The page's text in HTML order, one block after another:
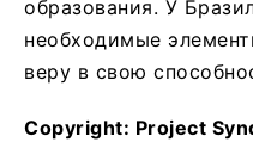
образования. У
необходимые
веру в свою
Copyright: Project